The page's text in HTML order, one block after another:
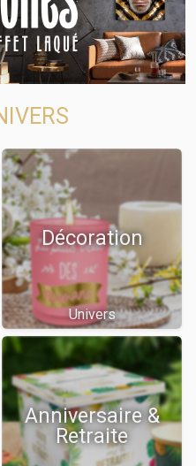
Décoration
Univers
Anniversaire &
Retraite